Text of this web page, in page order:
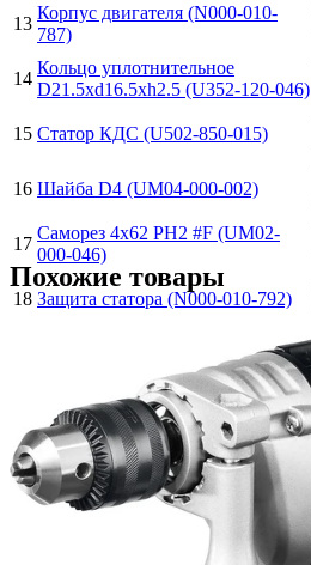
13
Корпус двигателя (N000-010-
787)
14
Кольцо уплотнительное
D21.5хd16.5хh2.5 (U352-120-046)
15 Статор КДС (U502-850-015)
16 Шайба D4 (UM04-000-002)
17
Саморез 4x62 PH2 #F (UM02-
000-046)
18 Защита статора (N000-010-792)
(22х7х7) (U009-627-RS0)
Ротор КД (Z=4) (U502-850-020)
21
Подшипник шариковый 609
(24х9х7) Uragan (U009-609-RS0)
Промщит (N000-010-796)
Похожие товары